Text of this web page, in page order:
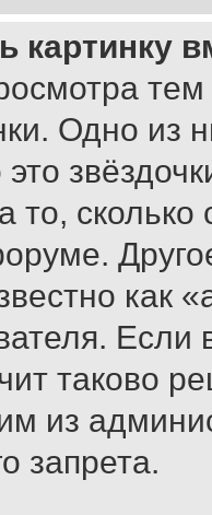
картинку
Одно из
то,
как
таково
из
запрета.